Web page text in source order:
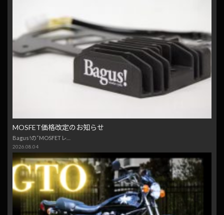
MOSFET価格改定のお知らせ
Bagus!の“MOSFETレ…
2026.08.04